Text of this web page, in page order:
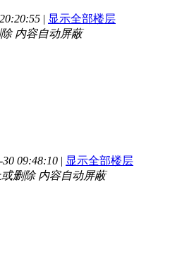
| 显示全部楼层
内容自动屏蔽
09:48:10 | 显示全部楼层
删除 内容自动屏蔽